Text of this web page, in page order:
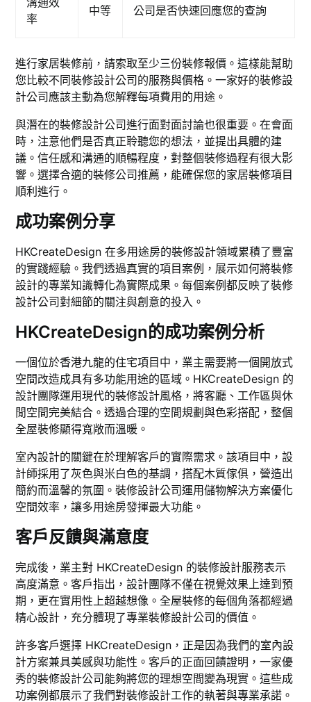
率
中等 公司是否快速回應您的查詢
進行家居裝修前，請索取至少三份裝修報價。這樣能幫助
您比較不同裝修設計公司的服務與價格。一家好的裝修設
計公司應該主動為您解釋每項費用的用途。
與潛在的裝修設計公司進行面對面討論也很重要。在會面
時，注意他們是否真正聆聽您的想法，並提出具體的建
議。信任感和溝通的順暢程度，對整個裝修過程有很大影
響。選擇合適的裝修公司推薦，能確保您的家居裝修項目
順利進行。
成功案例分享
HKCreateDesign 在多用途房的裝修設計領域累積了豐富
的實踐經驗。我們透過真實的項目案例，展示如何將裝修
設計的專業知識轉化為實際成果。每個案例都反映了裝修
設計公司對細節的關注與創意的投入。
HKCreateDesign的成功案例分析
一個位於香港九龍的住宅項目中，業主需要將一個開放式
空間改造成具有多功能用途的區域。HKCreateDesign 的
設計團隊運用現代的裝修設計風格，將客廳、工作區與休
閒空間完美結合。透過合理的空間規劃與色彩搭配，整個
全屋裝修顯得寬敞而溫暖。
室內設計的關鍵在於理解客戶的實際需求。該項目中，設
計師採用了灰色與米白色的基調，搭配木質傢俱，營造出
簡約而溫馨的氛圍。裝修設計公司運用儲物解決方案優化
空間效率，讓多用途房發揮最大功能。
客戶反饋與滿意度
完成後，業主對 HKCreateDesign 的裝修設計服務表示
高度滿意。客戶指出，設計團隊不僅在視覺效果上達到預
期，更在實用性上超越想像。全屋裝修的每個角落都經過
精心設計，充分體現了專業裝修設計公司的價值。
許多客戶選擇 HKCreateDesign，正是因為我們的室內設
計方案兼具美感與功能性。客戶的正面回饋證明，一家優
秀的裝修設計公司能夠將您的理想空間變為現實。這些成
功案例都展示了我們對裝修設計工作的執著與專業承諾。